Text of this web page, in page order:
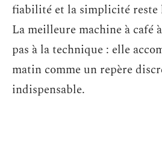
fiabilité et la simplicité reste
La meilleure machine à café
pas à la technique : elle
matin comme un repère
indispensable.